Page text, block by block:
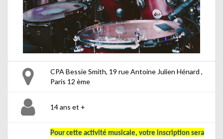
CPA Bessie Smith, 19 rue Antoine Julien Hénard ,
Paris 12 ème
14 ans et +
Pour cette activité musicale, votre inscription sera